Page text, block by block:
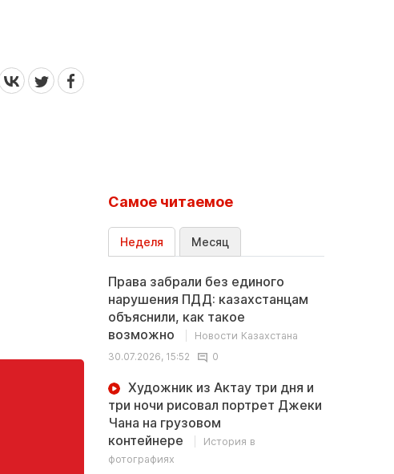
Самое читаемое
Неделя Месяц
Права забрали без единого
нарушения ПДД: казахстанцам
объяснили, как такое
возможно
Новости Казахстана
30.07.2026, 15:52
0
Художник из Актау три дня и
три ночи рисовал портрет Джеки
Чана на грузовом
контейнере
История в
фотографиях